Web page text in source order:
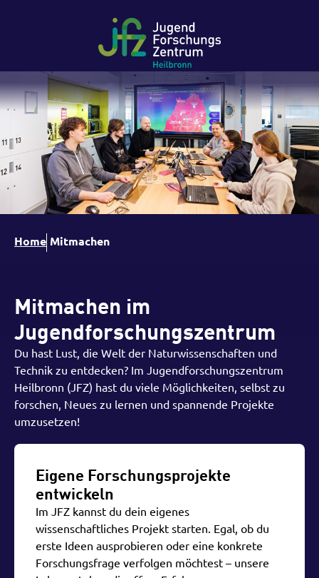
Home Mitmachen
Mitmachen im
Jugendforschungszentrum
Du hast Lust, die Welt der Naturwissenschaften und
Technik zu entdecken? Im Jugendforschungszentrum
Heilbronn (JFZ) hast du viele Möglichkeiten, selbst zu
forschen, Neues zu lernen und spannende Projekte
umzusetzen!
Eigene Forschungsprojekte
entwickeln
Im JFZ kannst du dein eigenes
wissenschaftliches Projekt starten. Egal, ob du
erste Ideen ausprobieren oder eine konkrete
Forschungsfrage verfolgen möchtest – unsere